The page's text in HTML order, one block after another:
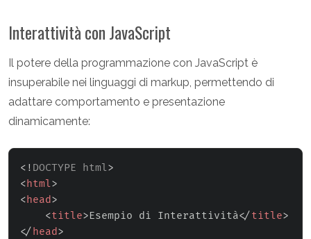
Interattività con JavaScript
Il potere della programmazione con JavaScript è
insuperabile nei linguaggi di markup, permettendo di
adattare comportamento e presentazione
dinamicamente:
<! DOCTYPE html>
<html>
<head>
<title>Esempio di Interattività</title>
</ head>